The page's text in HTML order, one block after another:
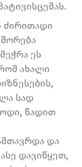
ძირითადი
ეს
ახალი
სად
წადით
და
დავიწყეთ,